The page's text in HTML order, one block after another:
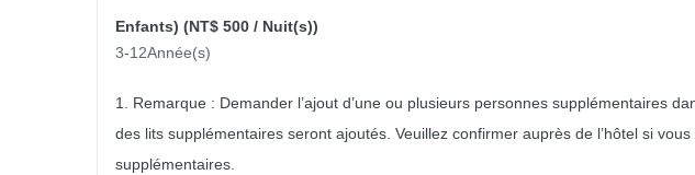
Enfants) (NT$ 500 / Nuit(s))
3-12Année(s)
1. Remarque : Demander l’ajout d’une ou plusieurs personnes supplémentaires
des lits supplémentaires seront ajoutés. Veuillez confirmer auprès de l’hôtel si
supplémentaires.